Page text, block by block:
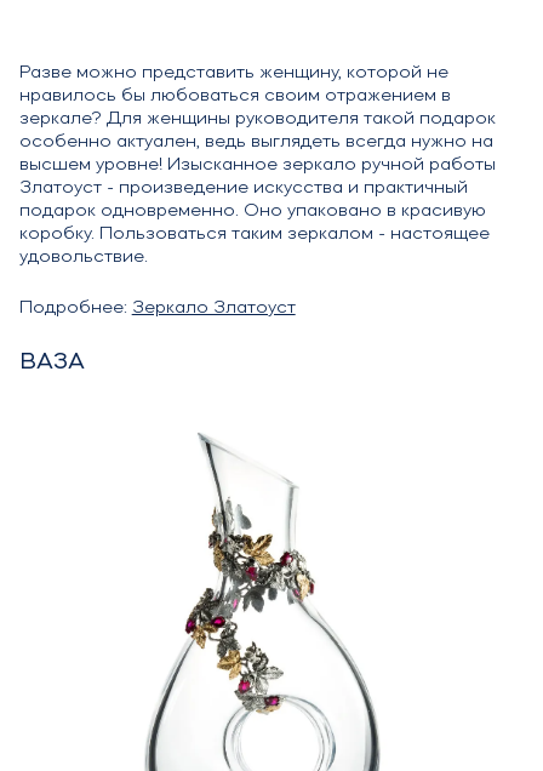
Разве можно представить женщину, которой не
нравилось бы любоваться своим отражением в
зеркале? Для женщины руководителя такой подарок
особенно актуален, ведь выглядеть всегда нужно на
высшем уровне! Изысканное зеркало ручной работы
Златоуст - произведение искусства и практичный
подарок одновременно. Оно упаковано в красивую
коробку. Пользоваться таким зеркалом - настоящее
удовольствие.
Подробнее: Зеркало Златоуст
ВАЗА